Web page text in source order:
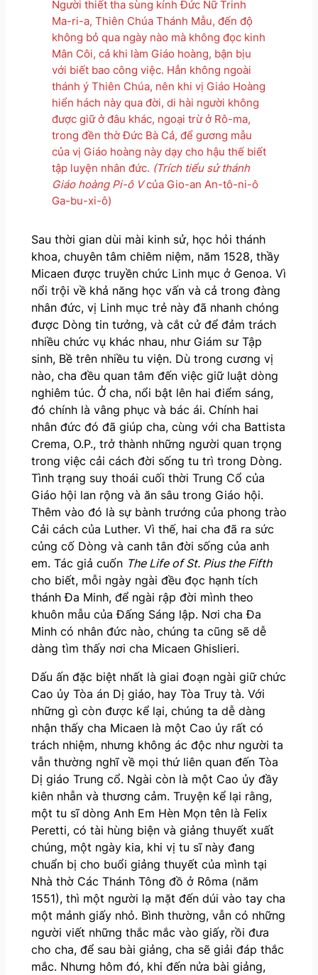
Người thiết tha sùng kính Đức Nữ Trinh
Ma-ri-a, Thiên Chúa Thánh Mẫu, đến độ
không bỏ qua ngày nào mà không đọc kinh
Mân Côi, cả khi làm Giáo hoàng, bận bịu
với biết bao công việc. Hẳn không ngoài
thánh ý Thiên Chúa, nên khi vị Giáo Hoàng
hiển hách này qua đời, di hài người không
được giữ ở đâu khác, ngoại trừ ở Rô-ma,
trong đền thờ Đức Bà Cả, để gương mẫu
của vị Giáo hoàng này dạy cho hậu thế biết
tập luyện nhân đức. (Trích tiểu sử thánh
Giáo hoàng Pi-ô Vcủa Gio-an An-tô-ni-ô
Ga-bu-xi-ô)
Sau thời gian dùi mài kinh sử, học hỏi thánh
khoa, chuyên tâm chiêm niệm, năm 1528, thầy
Micaen được truyền chức Linh mục ở Genoa. Vì
nổi trội về khả năng học vấn và cả trong đàng
nhân đức, vị Linh mục trẻ này đã nhanh chóng
được Dòng tin tưởng, và cắt cử để đảm trách
nhiều chức vụ khác nhau, như Giám sư Tập
sinh, Bề trên nhiều tu viện. Dù trong cương vị
nào, cha đều quan tâm đến việc giữ luật dòng
nghiêm túc. Ở cha, nổi bật lên hai điểm sáng,
đó chính là vâng phục và bác ái. Chính hai
nhân đức đó đã giúp cha, cùng với cha Battista
Crema, O.P., trở thành những người quan trọng
trong việc cải cách đời sống tu trì trong Dòng.
Tình trạng suy thoái cuối thời Trung Cổ của
Giáo hội lan rộng và ăn sâu trong Giáo hội.
Thêm vào đó là sự bành trướng của phong trào
Cải cách của Luther. Vì thế, hai cha đã ra sức
củng cố Dòng và canh tân đời sống của anh
em. Tác giả cuốn The Life of St. Pius the Fifth
cho biết, mỗi ngày ngài đều đọc hạnh tích
thánh Đa Minh, để ngài rập đời mình theo
khuôn mẫu của Đấng Sáng lập. Nơi cha Đa
Minh có nhân đức nào, chúng ta cũng sẽ dễ
dàng tìm thấy nơi cha Micaen Ghislieri.
Dấu ấn đặc biệt nhất là giai đoạn ngài giữ chức
Cao ủy Tòa án Dị giáo, hay Tòa Truy tà. Với
những gì còn được kể lại, chúng ta dễ dàng
nhận thấy cha Micaen là một Cao ủy rất có
trách nhiệm, nhưng không ác độc như người ta
vẫn thường nghĩ về mọi thứ liên quan đến Tòa
Dị giáo Trung cổ. Ngài còn là một Cao ủy đầy
kiên nhẫn và thương cảm. Truyện kể lại rằng,
một tu sĩ dòng Anh Em Hèn Mọn tên là Felix
Peretti, có tài hùng biện và giảng thuyết xuất
chúng, một ngày kia, khi vị tu sĩ này đang
chuẩn bị cho buổi giảng thuyết của mình tại
Nhà thờ Các Thánh Tông đồ ở Rôma (năm
1551), thì một người lạ mặt đến dúi vào tay cha
một mảnh giấy nhỏ. Bình thường, vẫn có những
người viết những thắc mắc vào giấy, rồi đưa
cho cha, để sau bài giảng, cha sẽ giải đáp thắc
mắc. Nhưng hôm đó, khi đến nửa bài giảng,